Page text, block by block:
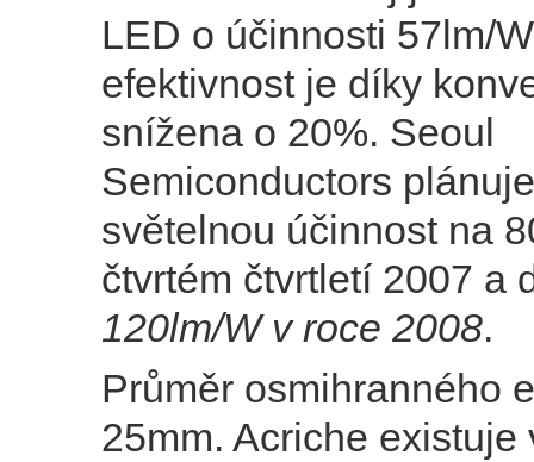
LED o účinnosti 57lm/
efektivnost je díky
snížena o 20%. Seoul
Semiconductors
světelnou účinnost na
čtvrtém čtvrtletí 2007 a
120lm/W v roce 2008.
Průměr osmihranného
25mm. Acriche existuje